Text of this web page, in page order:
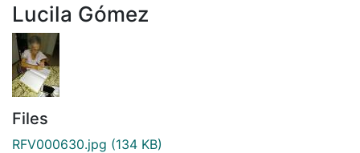
Lucila Gómez
Files
RFV000630.jpg (134 KB)